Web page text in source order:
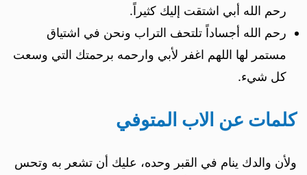
رحم الله أبي اشتقت إليك كثيراً.
رحم الله أجساداً تلتحف التراب ونحن في اشتياق
مستمر لها اللهم اغفر لأبي وارحمه برحمتك التي وسعت
كل شيء.
كلمات عن الاب المتوفي
ولأن والدك ينام في القبر وحده، عليك أن تشعر به وتحس